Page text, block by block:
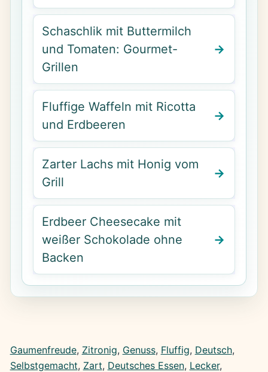
Schaschlik mit Buttermilch
und Tomaten: Gourmet-
Grillen
Fluffige Waffeln mit Ricotta
und Erdbeeren
Zarter Lachs mit Honig vom
Grill
Erdbeer Cheesecake mit
weißer Schokolade ohne
Backen
Gaumenfreude, Zitronig, Genuss, Fluffig, Deutsch
Selbstgemacht, Zart, Deutsches Essen, Lecker